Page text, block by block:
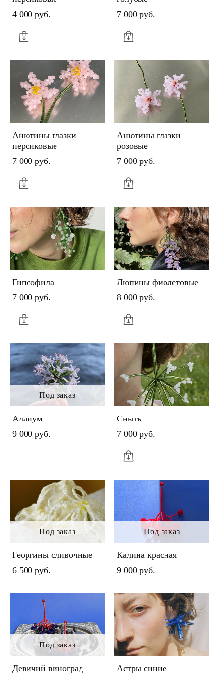
4 000 pуб.
7 000 pуб.
Анютины глазки
персиковые
7 000 pуб.
Анютины глазки
розовые
7 000 pуб.
Гипсофила
7 000 pуб.
Люпины фиолетовые
8 000 pуб.
Под заказ
Аллиум
9 000 pуб.
Сныть
7 000 pуб.
Под заказ
Георгины сливочные
6 500 pуб.
Под заказ
Калина красная
9 000 pуб.
Под заказ
Девичий виноград
Астры синие